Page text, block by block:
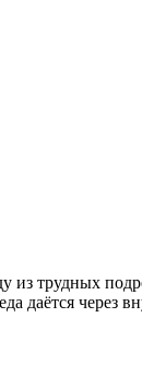
из трудных
даётся через